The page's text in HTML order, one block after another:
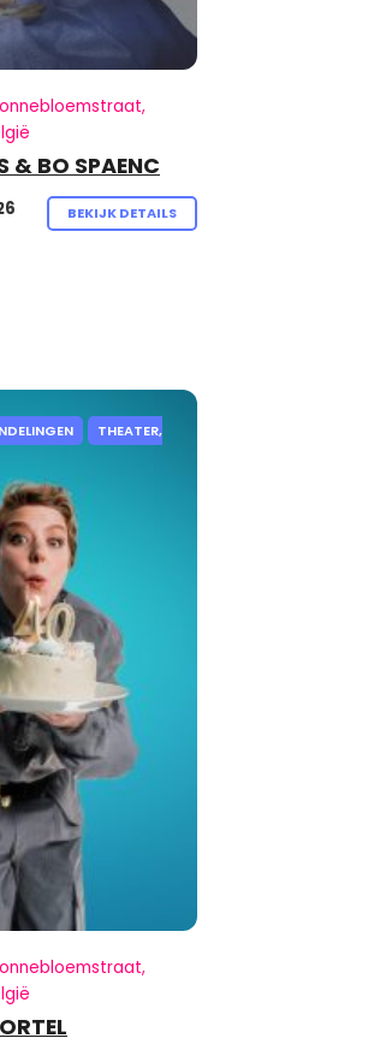
& BO SPAENC
BEKIJK DETAILS
THEATER,